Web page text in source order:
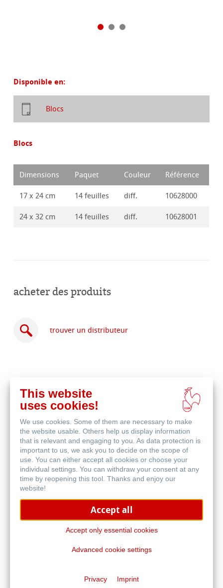
Disponible en:
Blocs
Blocs
Dimensions Paquet Couleur Référence
17 x 24 cm 14 feuilles diff. 10628000
24 x 32 cm 14 feuilles diff. 10628001
acheter des produits
trouver un distributeur
acheter
en
ligne
Livre de Croquis D&S
This website
uses cookies!
We use cookies. Some of them are necessary to make
the website usable. Others help us display information
that is relevant and engaging to you. As data protection is
important to us, we ask you to decide on the scope of
use. You can either accept all cookies or choose your
individual settings. You can withdraw your consent at any
time by reopening this tool. Thanks and enjoy our
website!
Accept all
Accept only essential cookies
Advanced cookie settings
Privacy Imprint